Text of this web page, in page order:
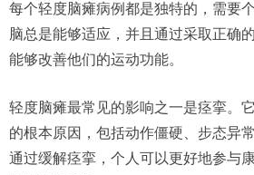
每个轻度脑瘫病例都是独特的，需要
脑总是能够适应，并且通过采取正确
能够改善他们的运动功能。
轻度脑瘫最常见的影响之一是痉挛。
的根本原因，包括动作僵硬、步态异
通过缓解痉挛，个人可以更好地参与